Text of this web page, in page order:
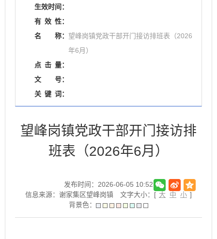
生效时间：
有 效 性：
名
称： 望峰岗镇党政干部开门接访排班表（2026
年6月）
点 击 量：
文
号：
关 键 词：
望峰岗镇党政干部开门接访排
班表（2026年6月）
发布时间：2026-06-05 10:52
信息来源：谢家集区望峰岗镇
文字大小：[ 大 中 小 ]
背景色：